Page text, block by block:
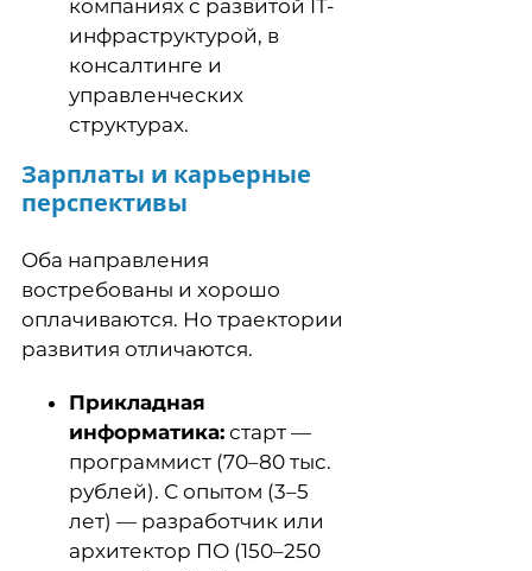
компаниях с развитой IT-
инфраструктурой, в
консалтинге и
управленческих
структурах.
Зарплаты и карьерные
перспективы
Оба направления
востребованы и хорошо
оплачиваются. Но траектории
развития отличаются.
Прикладная
информатика: старт —
программист (70–80 тыс.
рублей). С опытом (3–5
лет) — разработчик или
архитектор ПО (150–250